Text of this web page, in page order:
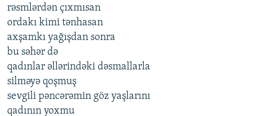
rəsmlərdən çıxmısan
ordakı kimi tənhasan
axşamkı yağışdan sonra
bu səhər də
qadınlar əllərindəki dəsmallarla
silməyə qoşmuş
sevgili pəncərəmin göz yaşlarını
qadının yoxmu